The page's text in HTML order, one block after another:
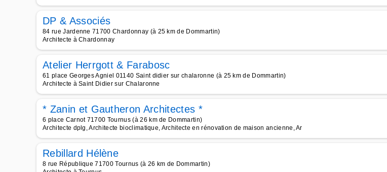
DP & Associés
84 rue Jardenne 71700 Chardonnay (à 25 km de Dommartin)
Architecte à Chardonnay
Atelier Herrgott & Farabosc
61 place Georges Agniel 01140 Saint didier sur chalaronne (à 25 km de Dommartin)
Architecte à Saint Didier sur Chalaronne
* Zanin et Gautheron Architectes *
6 place Carnot 71700 Tournus (à 26 km de Dommartin)
Architecte dplg, Architecte bioclimatique, Architecte en rénovation de maison ancienne, Ar
Rebillard Hélène
8 rue République 71700 Tournus (à 26 km de Dommartin)